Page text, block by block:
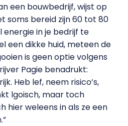
een bouwbedrijf, wijst op
soms bereid zijn 60 tot 80
energie in je bedrijf te
een dikke huid, meteen de
is geen optie volgens
Pagie benadrukt:
Heb lef, neem risico’s,
lgoisch, maar toch
hier weleens in als ze een